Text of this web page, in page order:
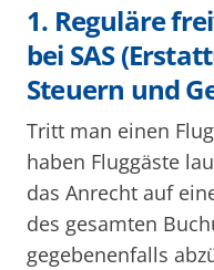
1. Reguläre
bei SAS
Steuern und
Tritt man einen
haben Fluggäste
das Anrecht auf
des gesamten
gegebenenfalls